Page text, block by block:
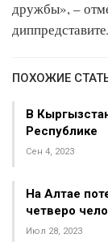
дружбы», –
ПОХОЖИЕ
В
Республике
Сен 4, 2023
На Алтае
четверо
Июл 28, 2023